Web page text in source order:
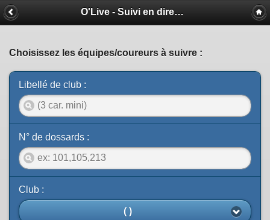
O'Live - Suivi en direct : CLMD St Germain du Salembre
Choisissez les équipes/coureurs à suivre :
Libellé de club :
N° de dossards :
Club :
( )